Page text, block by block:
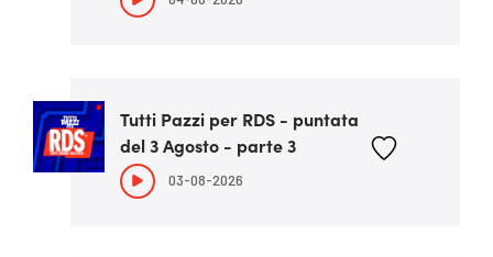
Tutti Pazzi per RDS - puntata
del 3 Agosto - parte 3
03-08-2026